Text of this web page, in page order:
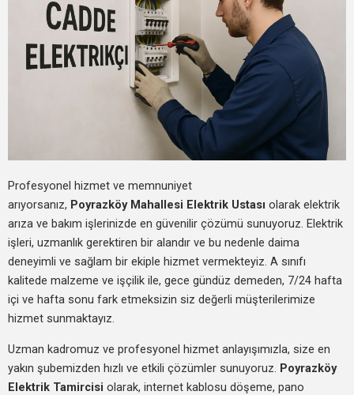
Profesyonel hizmet ve memnuniyet
arıyorsanız, Poyrazköy Mahallesi Elektrik Ustası olarak elektrik
arıza ve bakım işlerinizde en güvenilir çözümü sunuyoruz. Elektrik
işleri, uzmanlık gerektiren bir alandır ve bu nedenle daima
deneyimli ve sağlam bir ekiple hizmet vermekteyiz. A sınıfı
kalitede malzeme ve işçilik ile, gece gündüz demeden, 7/24 hafta
içi ve hafta sonu fark etmeksizin siz değerli müşterilerimize
hizmet sunmaktayız.
Uzman kadromuz ve profesyonel hizmet anlayışımızla, size en
yakın şubemizden hızlı ve etkili çözümler sunuyoruz. Poyrazköy
Elektrik Tamircisi olarak, internet kablosu döşeme, pano